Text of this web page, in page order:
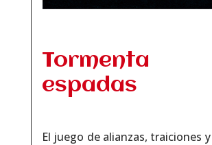
Tormenta
espadas
El juego de alianzas, traiciones